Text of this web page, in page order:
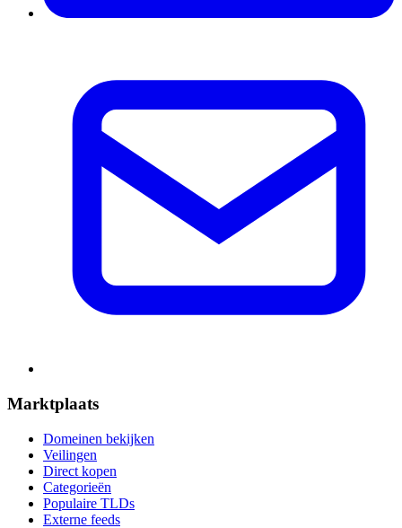
Marktplaats
Domeinen bekijken
Veilingen
Direct kopen
Categorieën
Populaire TLDs
Externe feeds